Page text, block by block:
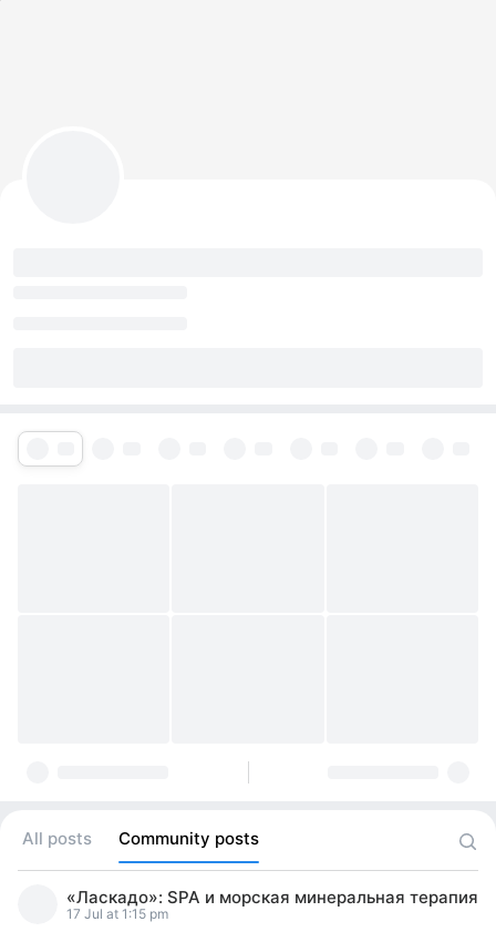
All posts Community posts
«Ласкадо»: SPA и морская минеральная терапия
17 Jul at 1:15 pm